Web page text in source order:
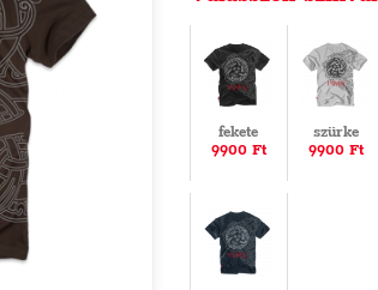
fekete
9900 Ft
szürke
9900 Ft